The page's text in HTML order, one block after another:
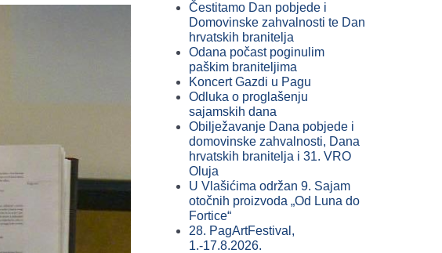
Čestitamo Dan pobjede i
Domovinske zahvalnosti te Dan
hrvatskih branitelja
Odana počast poginulim
paškim braniteljima
Koncert Gazdi u Pagu
Odluka o proglašenju
sajamskih dana
Obilježavanje Dana pobjede i
domovinske zahvalnosti, Dana
hrvatskih branitelja i 31. VRO
Oluja
U Vlašićima održan 9. Sajam
otočnih proizvoda „Od Luna do
Fortice“
28. PagArtFestival,
1.-17.8.2026.